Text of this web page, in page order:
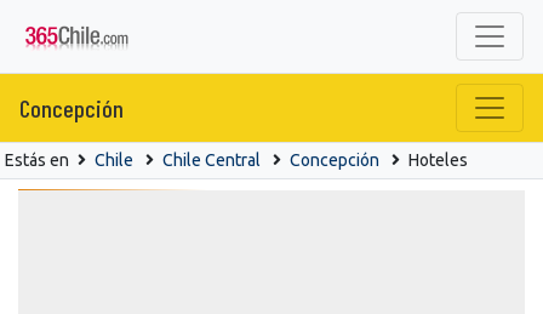
Concepción
Estás en Chile Chile Central Concepción Hoteles